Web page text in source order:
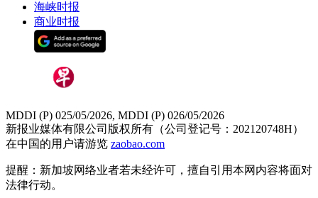
海峡时报
商业时报
MDDI (P) 025/05/2026, MDDI (P) 026/05/2026
新报业媒体有限公司版权所有（公司登记号：202120748H）
在中国的用户请游览 zaobao.com
提醒：新加坡网络业者若未经许可，擅自引用本网内容将面对
法律行动。